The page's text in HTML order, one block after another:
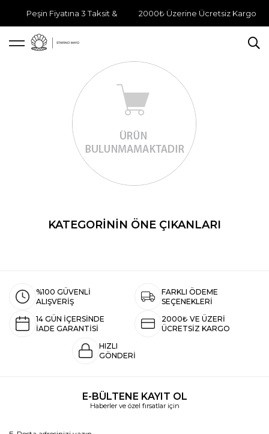
Peşin Fiyatına 3 Taksit & 2000₺ Üzerine Ücretsiz Kargo
KATEGORININ ÖNE ÇIKANLARI
%100 GÜVENLİ
ALIŞVERİŞ
FARKLI ÖDEME
SEÇENEKLERİ
14 GÜN İÇERSİNDE
İADE GARANTİSİ
2000₺ VE ÜZERİ
ÜCRETSİZ KARGO
HIZLI
GÖNDERİ
E-BÜLTENE KAYIT OL
Haberler ve özel fırsatlar için